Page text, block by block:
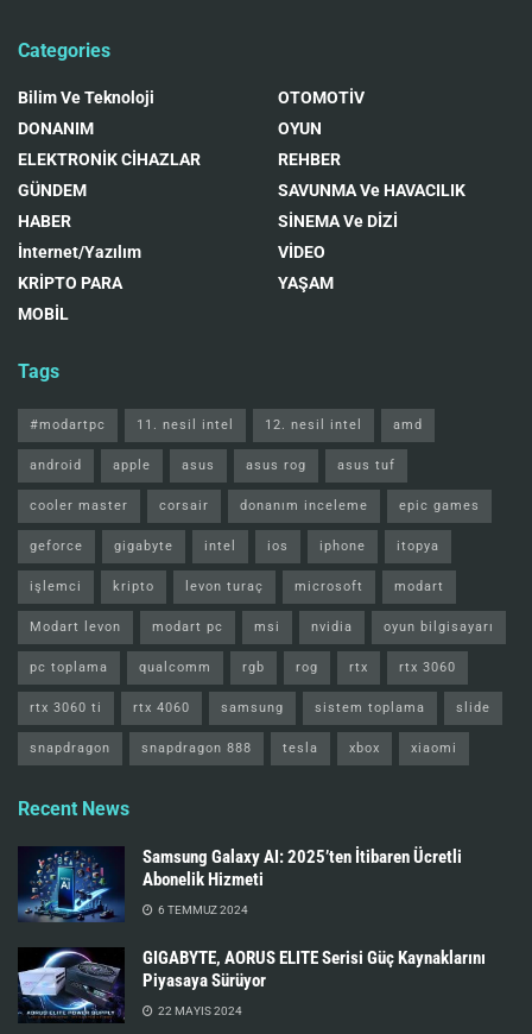
Categories
Bilim Ve Teknoloji
DONANIM
ELEKTRONİK CİHAZLAR
GÜNDEM
HABER
İnternet/Yazılım
KRİPTO PARA
MOBİL
OTOMOTİV
OYUN
REHBER
SAVUNMA Ve HAVACILIK
SİNEMA Ve DİZİ
VİDEO
YAŞAM
Tags
#modartpc 11. nesil intel 12. nesil intel amd
android apple asus asus rog asus tuf
cooler master corsair donanım inceleme epic games
geforce gigabyte intel ios iphone itopya
işlemci kripto levon turaç microsoft modart
Modart levon modart pc msi nvidia oyun bilgisayarı
pc toplama qualcomm rgb rog rtx rtx 3060
rtx 3060 ti rtx 4060 samsung sistem toplama slide
snapdragon snapdragon 888 tesla xbox xiaomi
Recent News
Samsung Galaxy AI: 2025’ten İtibaren Ücretli
Abonelik Hizmeti
6 TEMMUZ 2024
GIGABYTE, AORUS ELITE Serisi Güç Kaynaklarını
Piyasaya Sürüyor
22 MAYIS 2024